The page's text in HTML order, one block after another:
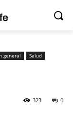
general
Salud
0
323